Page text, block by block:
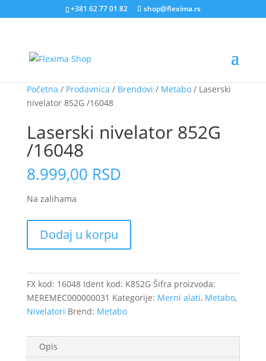
+381 62 77 01 82 shop@flexima.rs
Početna / Prodavnica / Brendovi / Metabo/ Laserski
nivelator 852G /16048
Laserski nivelator 852G
/16048
8.999,00 RSD
Na zalihama
nivelator
852G
količina
Dodaj u korpu
FX kod: 16048 Ident kod: K852G Šifra proizvoda:
MEREMEC000000031 Kategorije: Merni alati, Metabo,
Nivelatori Brend: Metabo
Opis